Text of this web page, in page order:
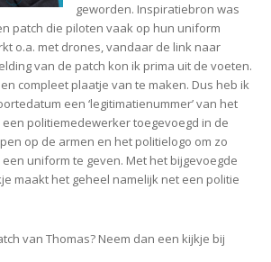
geworden. Inspiratiebron was
patch die piloten vaak op hun uniform
o.a. met drones, vandaar de link naar
van de patch kon ik prima uit de voeten.
compleet plaatje van te maken. Dus heb ik
een ‘legitimatienummer’ van het
politiemedewerker toegevoegd in de
op de armen en het politielogo om zo
uniform te geven. Met het bijgevoegde
maakt het geheel namelijk net een politie
van Thomas? Neem dan een kijkje bij